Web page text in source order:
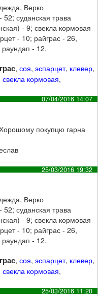
Верко
суданская трава
- 9; свекла кормовая
- 10; райграс - 26,
раундап - 12.
,соя,эспарцет, клевер,
свекла кормовая,
07/04/2016 14:07
покупцю гарна
25/03/2016 19:32
Верко
суданская трава
- 9; свекла кормовая
- 10; райграс - 26,
раундап - 12.
,соя,эспарцет, клевер,
свекла кормовая,
25/03/2016 11:20